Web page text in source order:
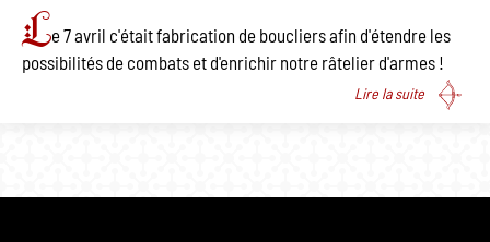
Le 7 avril c'était fabrication de boucliers afin d'étendre les
possibilités de combats et d'enrichir notre râtelier d'armes !
Lire la suite